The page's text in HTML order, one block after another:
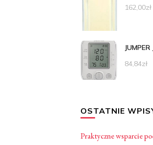
162,00zł
84,84zł
OSTATNIE
Praktyczne wsparcie